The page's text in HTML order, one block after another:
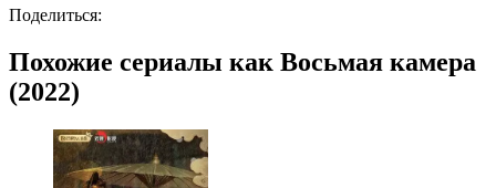
Поделиться:
Похожие сериалы как Восьмая камера
(2022)